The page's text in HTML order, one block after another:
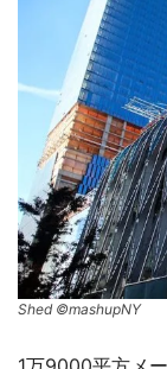
Shed ©mashupNY